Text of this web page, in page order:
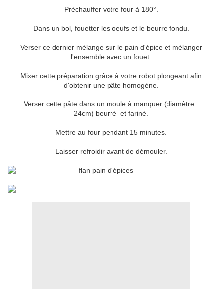
Préchauffer votre four à 180°.
Dans un bol, fouetter les oeufs et le beurre fondu.
Verser ce dernier mélange sur le pain d'épice et mélanger
l'ensemble avec un fouet.
Mixer cette préparation grâce à votre robot plongeant afin
d'obtenir une pâte homogène.
Verser cette pâte dans un moule à manquer (diamètre :
24cm) beurré et fariné.
Mettre au four pendant 15 minutes.
Laisser refroidir avant de démouler.